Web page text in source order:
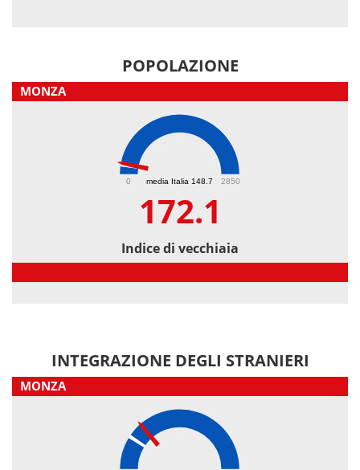
POPOLAZIONE
MONZA
media Italia 148.7
0 2850
172.1
Indice di vecchiaia
INTEGRAZIONE DEGLI STRANIERI
MONZA